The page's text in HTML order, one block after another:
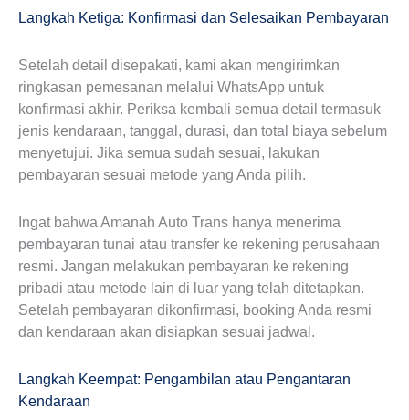
Langkah Ketiga: Konfirmasi dan Selesaikan Pembayaran
Setelah detail disepakati, kami akan mengirimkan
ringkasan pemesanan melalui WhatsApp untuk
konfirmasi akhir. Periksa kembali semua detail termasuk
jenis kendaraan, tanggal, durasi, dan total biaya sebelum
menyetujui. Jika semua sudah sesuai, lakukan
pembayaran sesuai metode yang Anda pilih.
Ingat bahwa Amanah Auto Trans hanya menerima
pembayaran tunai atau transfer ke rekening perusahaan
resmi. Jangan melakukan pembayaran ke rekening
pribadi atau metode lain di luar yang telah ditetapkan.
Setelah pembayaran dikonfirmasi, booking Anda resmi
dan kendaraan akan disiapkan sesuai jadwal.
Langkah Keempat: Pengambilan atau Pengantaran
Kendaraan